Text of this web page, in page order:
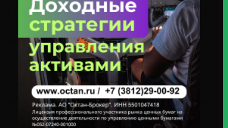
(INTR) О корпоративном
действии «Выплата
купонного дохода» с
ценными бумагами
эмитента ПАО «Магнит»